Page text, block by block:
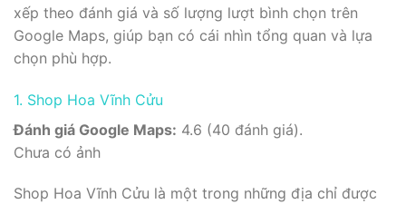
xếp theo đánh giá và số lượng lượt bình chọn trên
Google Maps, giúp bạn có cái nhìn tổng quan và lựa
chọn phù hợp.
1. Shop Hoa Vĩnh Cửu
Đánh giá Google Maps: 4.6 (40 đánh giá).
Chưa có ảnh
Shop Hoa Vĩnh Cửu là một trong những địa chỉ được